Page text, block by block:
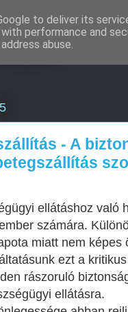
- A
ellátáshoz való
számára.
miatt nem képes
ezt a
rászoruló
ellátásra.
to deliver its
performance and
abuse.